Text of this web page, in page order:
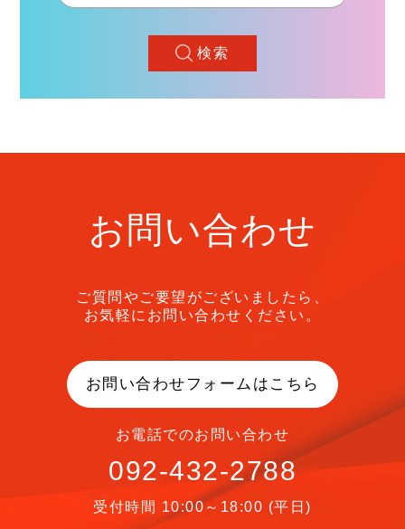
検索
お問い合わせ
ご質問やご要望がございましたら、
お気軽にお問い合わせください。
お問い合わせフォームはこちら
お電話でのお問い合わせ
092-432-2788
受付時間 10:00～18:00 (平日)